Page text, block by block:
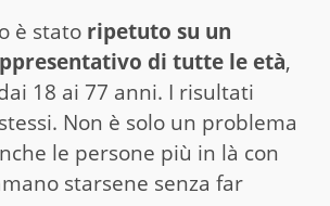
è stato ripetuto su un
di tutte le età,
18 ai 77 anni. I risultati
Non è solo un problema
le persone più in là con
starsene senza far